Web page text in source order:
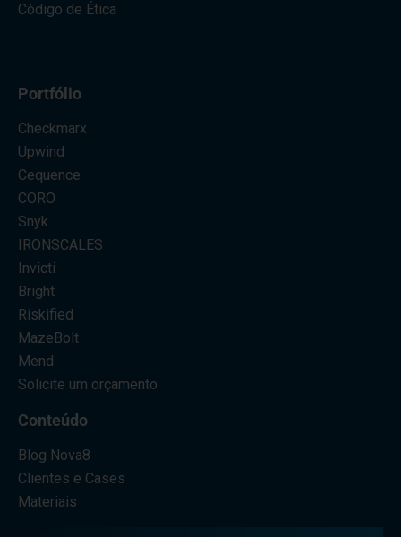
Código de Ética
Portfólio
Checkmarx
Upwind
Cequence
CORO
Snyk
IRONSCALES
Invicti
Bright
Riskified
MazeBolt
Mend
Solicite um orçamento
Conteúdo
Blog Nova8
Clientes e Cases
Materiais